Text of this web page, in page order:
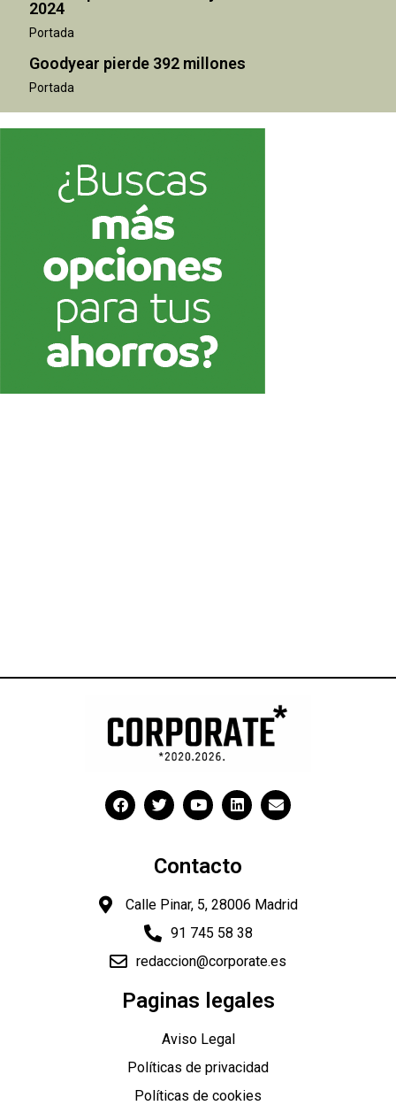
2024
Portada
Goodyear pierde 392 millones
Portada
Contacto
Calle Pinar, 5, 28006 Madrid
91 745 58 38
redaccion@corporate.es
Paginas legales
Aviso Legal
Políticas de privacidad
Políticas de cookies